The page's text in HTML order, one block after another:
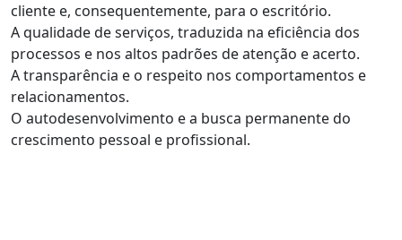
cliente e, consequentemente, para o escritório.
A qualidade de serviços, traduzida na eficiência dos
processos e nos altos padrões de atenção e acerto.
A transparência e o respeito nos comportamentos e
relacionamentos.
O autodesenvolvimento e a busca permanente do
crescimento pessoal e profissional.